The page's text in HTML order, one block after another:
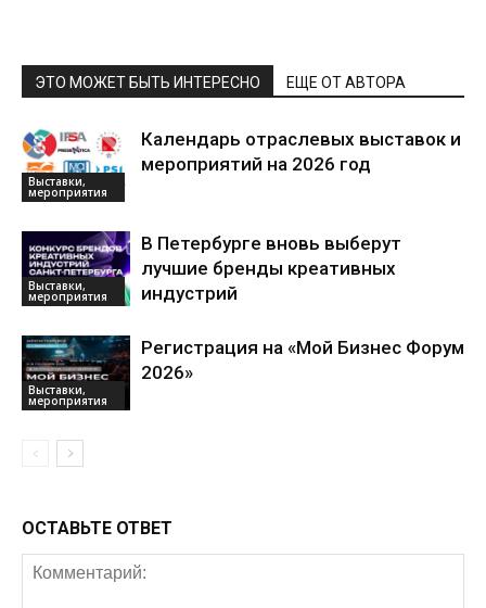
ЭТО МОЖЕТ БЫТЬ ИНТЕРЕСНО ЕЩЕ ОТ АВТОРА
Выставки,
мероприятия
Календарь отраслевых выставок и
мероприятий на 2026 год
Выставки,
мероприятия
В Петербурге вновь выберут
лучшие бренды креативных
индустрий
Выставки,
мероприятия
Регистрация на «Мой Бизнес Форум
2026»
ОСТАВЬТЕ ОТВЕТ